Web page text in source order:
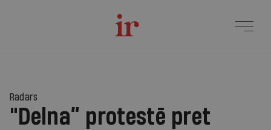
Radars
"Delna” protestē pret